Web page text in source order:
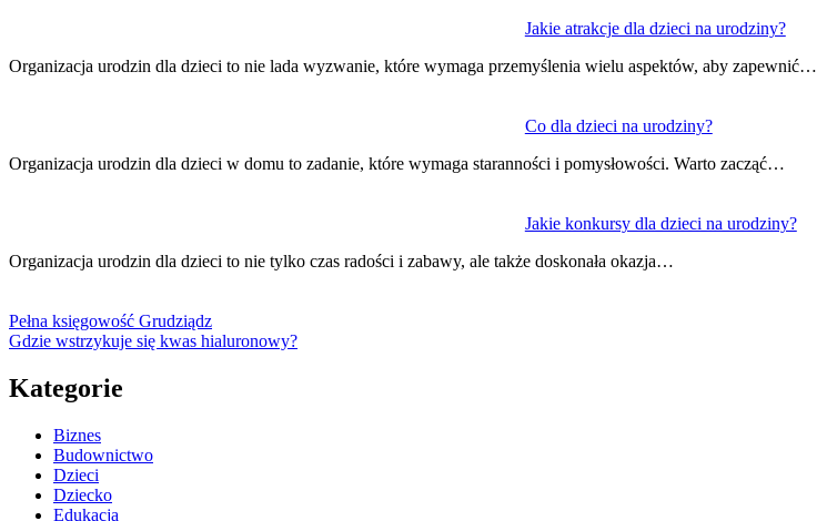
Jakie atrakcje dla dzieci na urodziny?
Organizacja urodzin dla dzieci to nie lada wyzwanie, które wymaga przemyślenia wielu aspektów, aby zapewnić…
Co dla dzieci na urodziny?
Organizacja urodzin dla dzieci w domu to zadanie, które wymaga staranności i pomysłowości. Warto zacząć…
Jakie konkursy dla dzieci na urodziny?
Organizacja urodzin dla dzieci to nie tylko czas radości i zabawy, ale także doskonała okazja…
Pełna księgowość Grudziądz
Gdzie wstrzykuje się kwas hialuronowy?
Kategorie
Biznes
Budownictwo
Dzieci
Dziecko
Edukacja